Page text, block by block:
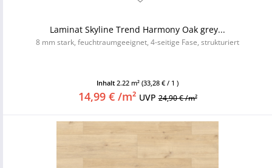
Laminat Skyline Trend Harmony Oak grey...
8 mm stark, feuchtraumgeeignet, 4-seitige Fase, strukturiert
Inhalt 2.22 m² (33,28 € / 1 )
14,99 € /m² UVP24,90 € /m²